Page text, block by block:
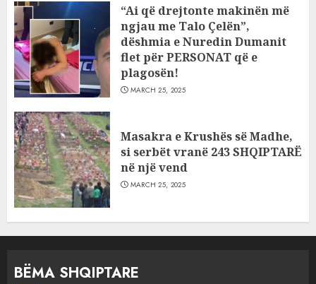
“Ai që drejtonte makinën më
ngjau me Talo Çelën”,
dëshmia e Nuredin Dumanit
flet për PERSONAT që e
plagosën!
MARCH 25, 2025
Masakra e Krushës së Madhe,
si serbët vranë 243 SHQIPTARË
në një vend
MARCH 25, 2025
BËMA SHQIPTARE